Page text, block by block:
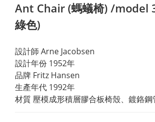
Ant Chair (螞蟻椅) /model
綠色)
設計師 Arne Jacobsen
設計年份 1952年
品牌 Fritz Hansen
生產年代 1992年
材質 壓模成形積層膠合板椅殼、鍍鉻鋼